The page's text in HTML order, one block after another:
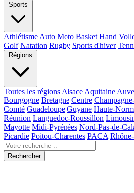
Sports
Athlétisme Auto Moto Basket Hand
Golf Natation Rugby Sports d'hiver
Régions
Toutes les régions Alsace Aquitaine
Bourgogne Bretagne Centre
Comté Guadeloupe Guyane Haute-
Réunion Languedoc-Roussillon
Mayotte Midi-Pyrénées Nord-Pas-de-
Picardie Poitou-Charentes PACA
Rechercher